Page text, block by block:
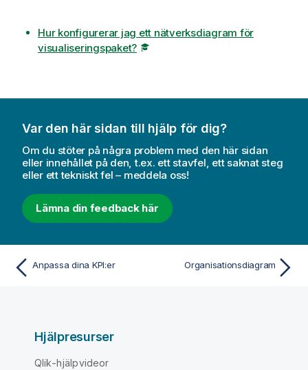
Hur konfigurerar jag ett nätverksdiagram för
visualiseringspaket?
Var den här sidan till hjälp för dig?
Om du stöter på några problem med den här sidan
eller innehållet på den, t.ex. ett stavfel, ett saknat steg
eller ett tekniskt fel – meddela oss!
Lämna din feedback här
Anpassa dina KPI:er Organisationsdiagram
Hjälpresurser
Qlik-hjälpvideor